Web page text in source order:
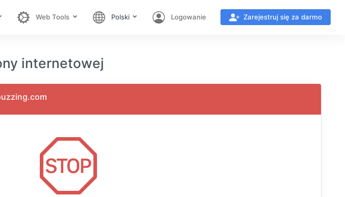
Web Tools Polski Logowanie Zarejestruj się za darmo
internetowej